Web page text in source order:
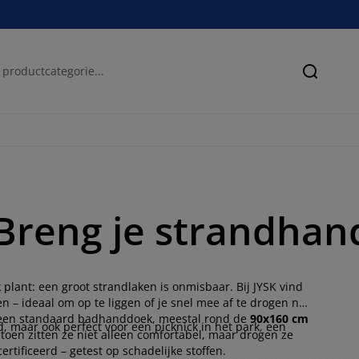
Zoeken
je
een groot strandlaken is onmisbaar. Bij JYSK vind
ideaal om op te liggen of je snel mee af te drogen na
standaard badhanddoek, meestal rond de 90x160 cm
zitten ze niet alleen comfortabel, maar drogen ze
– getest op schadelijke stoffen.
maar ook perfect voor een picknick in het park, een